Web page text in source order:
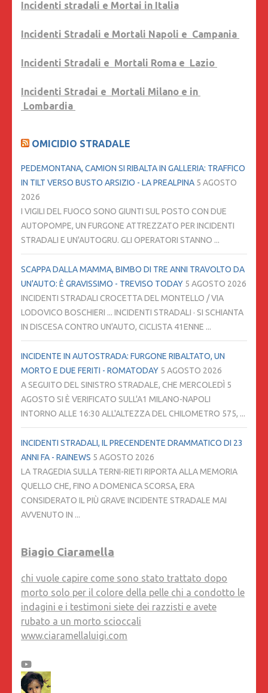
Incidenti stradali e Mortai in Italia
Incidenti Stradali e Mortali Napoli e Campania
Incidenti Stradali e Mortali Roma e Lazio
Incidenti Stradai e Mortali Milano e in
Lombardia
OMICIDIO STRADALE
PEDEMONTANA, CAMION SI RIBALTA IN GALLERIA: TRAFFICO
IN TILT VERSO BUSTO ARSIZIO - LA PREALPINA 5 AGOSTO
2026
I VIGILI DEL FUOCO SONO GIUNTI SUL POSTO CON DUE
AUTOPOMPE, UN FURGONE ATTREZZATO PER INCIDENTI
STRADALI E UN'AUTOGRU. GLI OPERATORI STANNO ...
SCAPPA DALLA MAMMA, BIMBO DI TRE ANNI TRAVOLTO DA
UN'AUTO: È GRAVISSIMO - TREVISO TODAY 5 AGOSTO 2026
INCIDENTI STRADALI CROCETTA DEL MONTELLO / VIA
LODOVICO BOSCHIERI ... INCIDENTI STRADALI · SI SCHIANTA
IN DISCESA CONTRO UN'AUTO, CICLISTA 41ENNE ...
INCIDENTE IN AUTOSTRADA: FURGONE RIBALTATO, UN
MORTO E DUE FERITI - ROMATODAY 5 AGOSTO 2026
A SEGUITO DEL SINISTRO STRADALE, CHE MERCOLEDÌ 5
AGOSTO SI È VERIFICATO SULL'A1 MILANO-NAPOLI
INTORNO ALLE 16:30 ALL'ALTEZZA DEL CHILOMETRO 575, ...
INCIDENTI STRADALI, IL PRECENDENTE DRAMMATICO DI 23
ANNI FA - RAINEWS 5 AGOSTO 2026
LA TRAGEDIA SULLA TERNI-RIETI RIPORTA ALLA MEMORIA
QUELLO CHE, FINO A DOMENICA SCORSA, ERA
CONSIDERATO IL PIÙ GRAVE INCIDENTE STRADALE MAI
AVVENUTO IN ...
Biagio Ciaramella
chi vuole capire come sono stato trattato dopo
morto solo per il colore della pelle chi a condotto le
indagini e i testimoni siete dei razzisti e avete
rubato a un morto scioccali
www.ciaramellaluigi.com